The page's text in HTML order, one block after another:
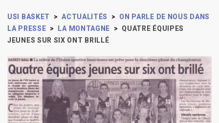
USI BASKET > ACTUALITÉS >
ON PARLE DE NOUS DANS
LA PRESSE > LA MONTAGNE >
QUATRE ÉQUIPES
JEUNES SUR SIX ONT BRILLÉ